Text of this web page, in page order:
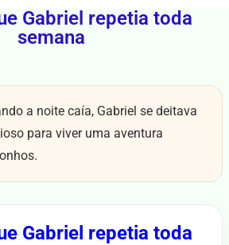
Gabriel repetia toda
semana
a noite caía, Gabriel se deitava
para viver uma aventura
Gabriel repetia toda